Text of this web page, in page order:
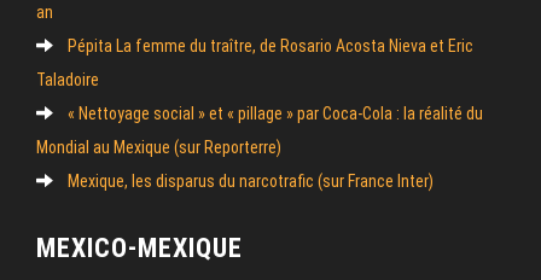
an
Pépita La femme du traître, de Rosario Acosta Nieva et Eric
Taladoire
« Nettoyage social » et « pillage » par Coca-Cola : la réalité du
Mondial au Mexique (sur Reporterre)
Mexique, les disparus du narcotrafic (sur France Inter)
MEXICO-MEXIQUE